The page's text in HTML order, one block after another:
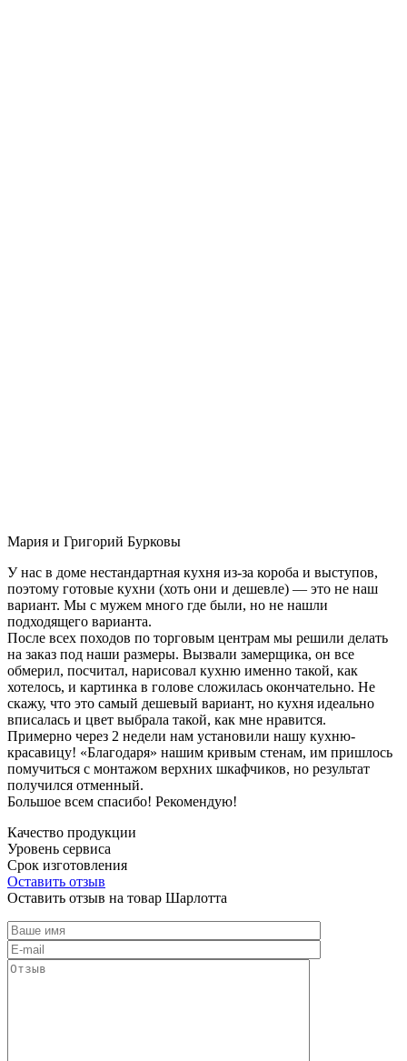
Мария и Григорий Бурковы
У нас в доме нестандартная кухня из-за короба и выступов,
поэтому готовые кухни (хоть они и дешевле) — это не наш
вариант. Мы с мужем много где были, но не нашли
подходящего варианта.
После всех походов по торговым центрам мы решили делать
на заказ под наши размеры. Вызвали замерщика, он все
обмерил, посчитал, нарисовал кухню именно такой, как
хотелось, и картинка в голове сложилась окончательно. Не
скажу, что это самый дешевый вариант, но кухня идеально
вписалась и цвет выбрала такой, как мне нравится.
Примерно через 2 недели нам установили нашу кухню-
красавицу! «Благодаря» нашим кривым стенам, им пришлось
помучиться с монтажом верхних шкафчиков, но результат
получился отменный.
Большое всем спасибо! Рекомендую!
Качество продукции
Уровень сервиса
Срок изготовления
Оставить отзыв
Оставить отзыв на товар Шарлотта